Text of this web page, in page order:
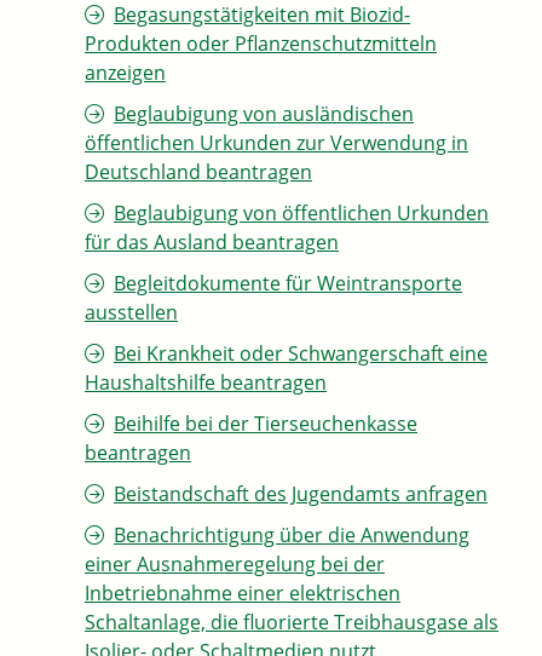
Begasungstätigkeiten mit Biozid-
Produkten oder Pflanzenschutzmitteln
anzeigen
Beglaubigung von ausländischen
öffentlichen Urkunden zur Verwendung in
Deutschland beantragen
Beglaubigung von öffentlichen Urkunden
für das Ausland beantragen
Begleitdokumente für Weintransporte
ausstellen
Bei Krankheit oder Schwangerschaft eine
Haushaltshilfe beantragen
Beihilfe bei der Tierseuchenkasse
beantragen
Beistandschaft des Jugendamts anfragen
Benachrichtigung über die Anwendung
einer Ausnahmeregelung bei der
Inbetriebnahme einer elektrischen
Schaltanlage, die fluorierte Treibhausgase als